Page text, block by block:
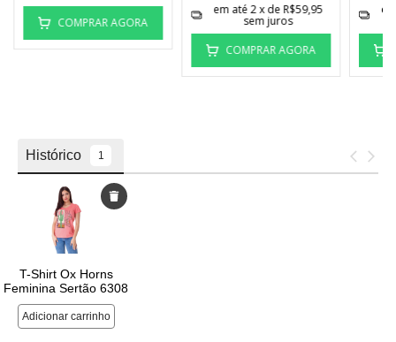
COMPRAR AGORA
em até2x de R$59,95
sem juros
COMPRAR AGORA